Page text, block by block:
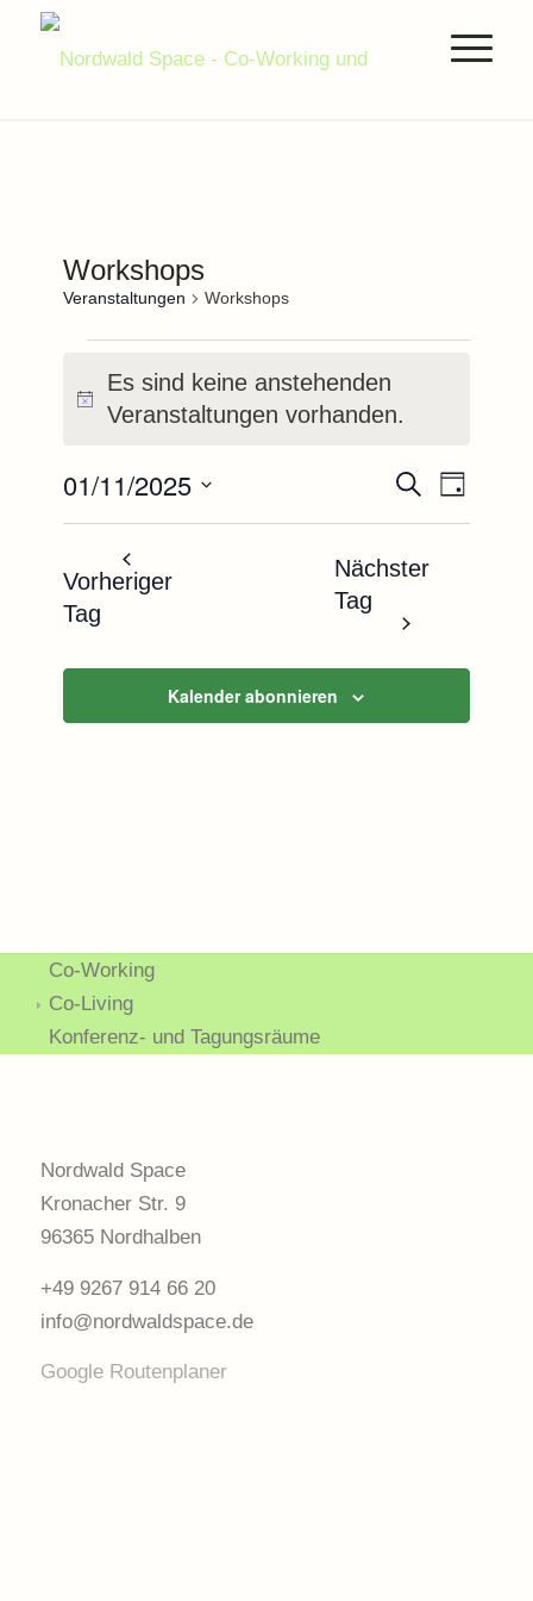
Workshops
Veranstaltungen Workshops
für
1.November.2025
Hinweis
Es sind keine anstehenden
Veranstaltungen vorhanden.
Suche
Ansichten,
Navigation
Suche
Tag
01/11/2025
Datum
wählen.
Vorheriger
Tag
Nächster
Tag
Kalender abonnieren
Co-Working
Co-Living
Konferenz- und Tagungsräume
Nordwald Space
Kronacher Str. 9
96365 Nordhalben
+49 9267 914 66 20
info@nordwaldspace.de
Google Routenplaner